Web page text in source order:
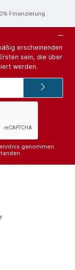
0% Finanzierung
erscheinenden
sein, die über
werden.
genommen